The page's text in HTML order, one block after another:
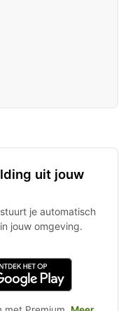
uit jouw
je automatisch
jouw omgeving.